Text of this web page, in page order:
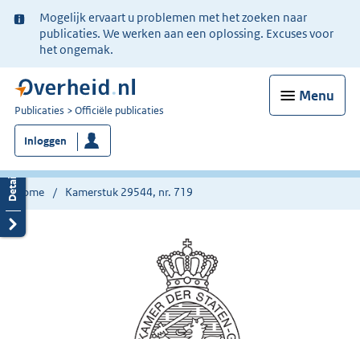
Ter
informatie:
Mogelijk ervaart u problemen met het zoeken naar
publicaties. We werken aan een oplossing. Excuses voor
het ongemak.
Menu
U
bent
nu
hier:
Publicaties Officiële publicaties
Inloggen
Home Kamerstuk 29544, nr. 719